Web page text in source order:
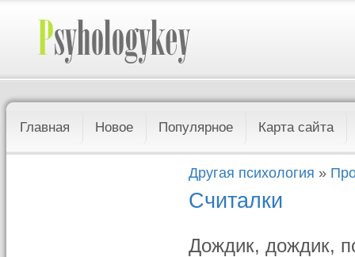
Главная Новое Популярное Карта сайта
Другая психология »
Считалки
Дождик, дождик,